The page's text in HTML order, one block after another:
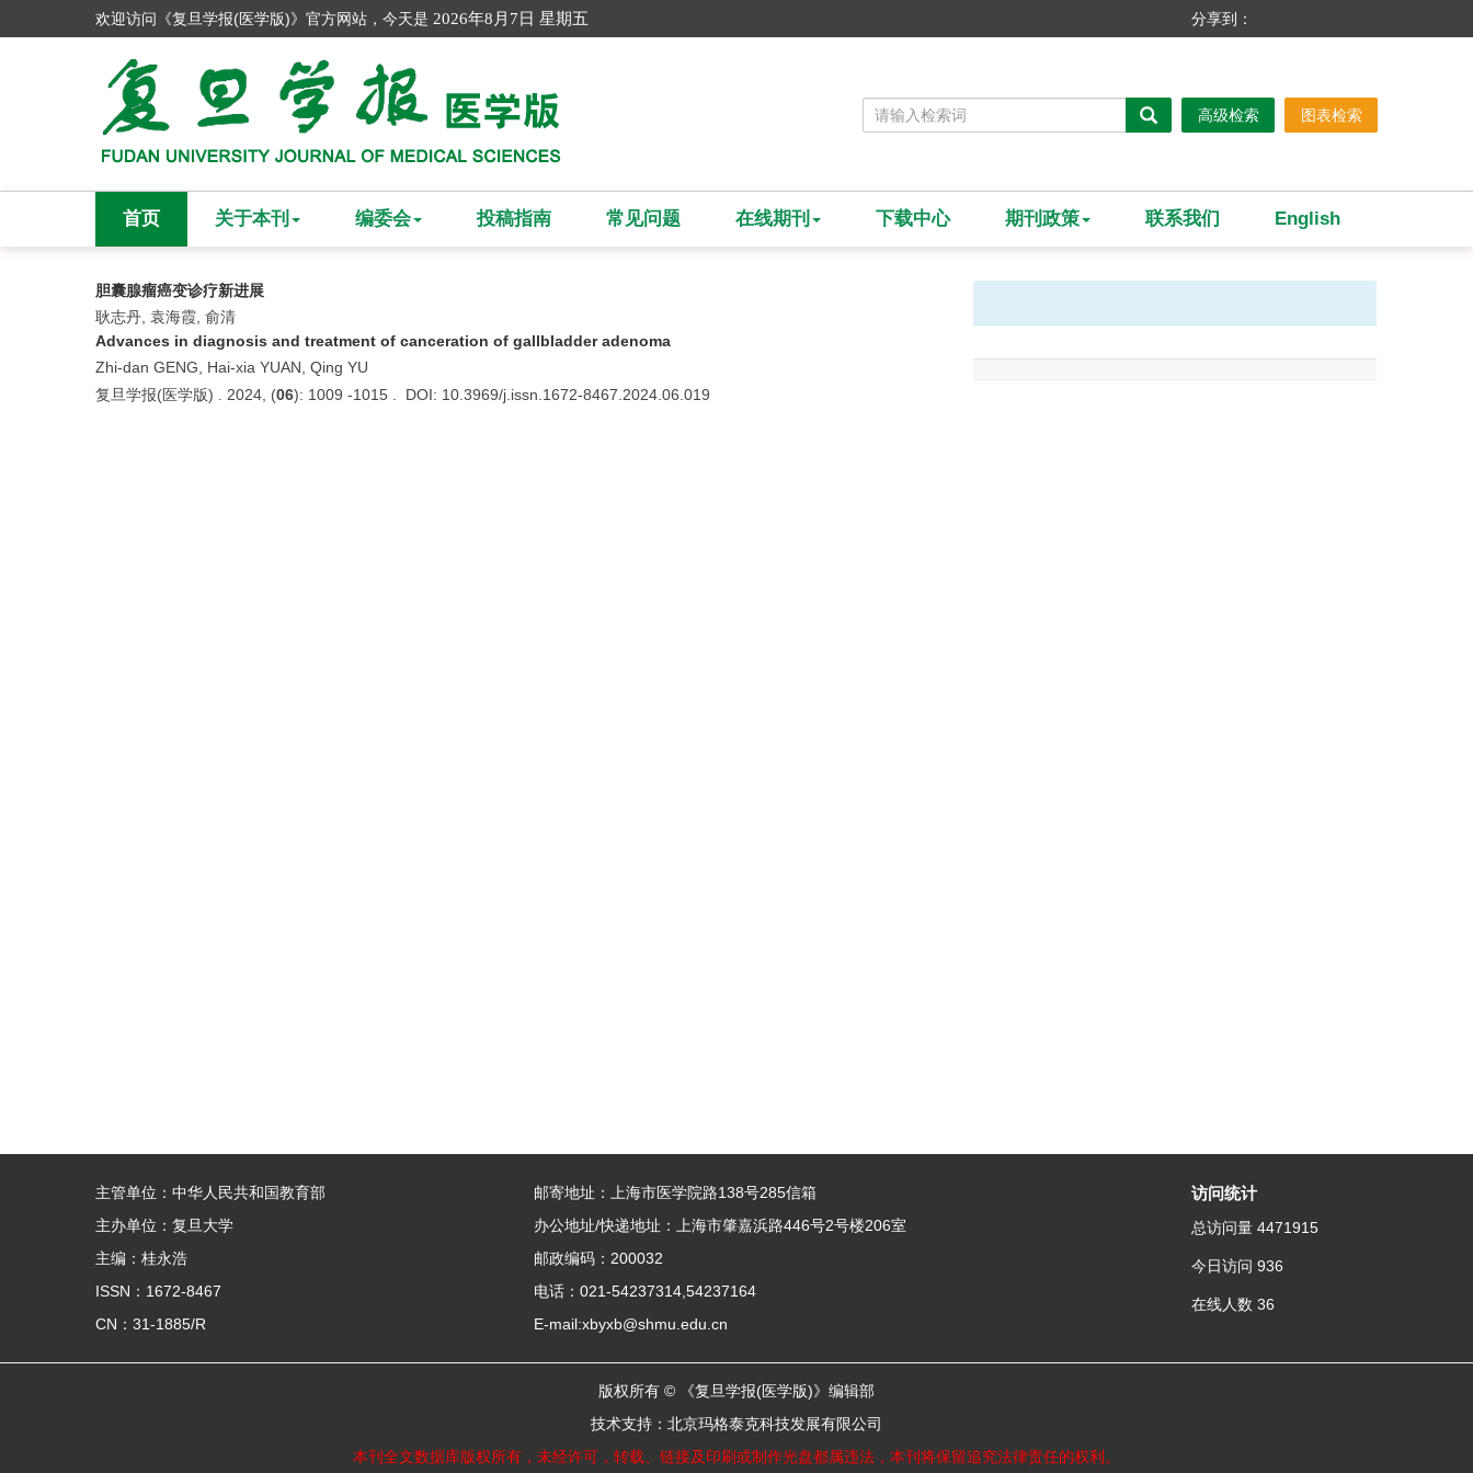
欢迎访问《复旦学报(医学版)》官方网站，今天是 2026年8月7日 星期五 分享到：
图表检索
高级检索
首页 关于本刊 编委会 投稿指南 常见问题 在线期刊 下载中心 期刊政策 联系我们 English
胆囊腺瘤癌变诊疗新进展
耿志丹, 袁海霞, 俞清
Advances in diagnosis and treatment of canceration of gallbladder adenoma
Zhi-dan GENG, Hai-xia YUAN, Qing YU
复旦学报(医学版) . 2024, (06): 1009 -1015 . DOI: 10.3969/j.issn.1672-8467.2024.06.019
主管单位：中华人民共和国教育部
主办单位：复旦大学
主编：桂永浩
ISSN：1672-8467
CN：31-1885/R
邮寄地址：上海市医学院路138号285信箱
办公地址/快递地址：上海市肇嘉浜路446号2号楼206室
邮政编码：200032
电话：021-54237314,54237164
E-mail:xbyxb@shmu.edu.cn
访问统计
总访问量 4471915
今日访问 936
在线人数 36
版权所有 © 《复旦学报(医学版)》编辑部
技术支持： 北京玛格泰克科技发展有限公司
本刊全文数据库版权所有，未经许可，转载、链接及印刷或制作光盘都属违法，本刊将保留追究法律责任的权利。